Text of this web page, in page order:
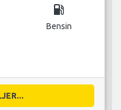
local_gas_station
Bensin